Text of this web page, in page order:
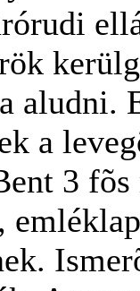
aludni.
a
3 fõs